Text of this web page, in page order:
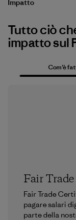
Impatto
Tutto ciò
impatto sul
Com’è
Fair Trade
Fair Trade
pagare salari
parte della